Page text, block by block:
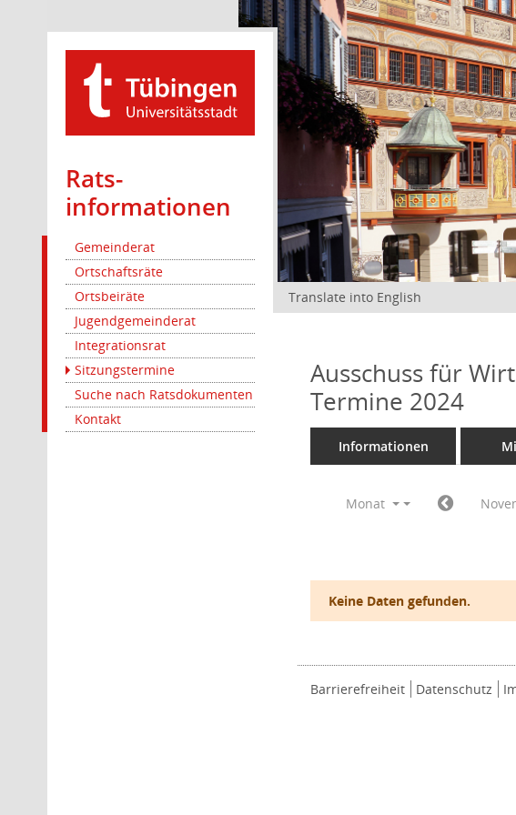
Rats­
informationen
Gemeinderat
Ortschaftsräte
Ortsbeiräte
Jugendgemeinderat
Integrationsrat
Sitzungstermine
Suche nach Ratsdokumenten
Kontakt
Translate into English
Ausschuss für
Termine 2024
Informationen
Monat
Keine Daten gefunden.
Barrierefreiheit Datenschutz